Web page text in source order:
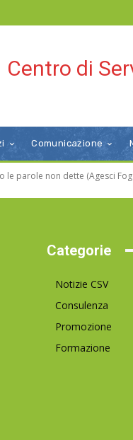
Centro di
Comunicazione
le parole non dette (Agesci
Categorie
Notizie CSV
Consulenza
Promozione
Formazione